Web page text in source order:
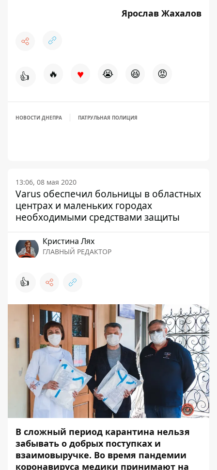
Ярослав Жахалов
👍 🔥 ♥ 😭 😆 😡
НОВОСТИ ДНЕПРА ПАТРУЛЬНАЯ ПОЛИЦИЯ
13:06, 08 мая 2020
Varus обеспечил больницы в областных
центрах и маленьких городах
необходимыми средствами защиты
Кристина Лях
ГЛАВНЫЙ РЕДАКТОР
👍
В сложный период карантина нельзя
забывать о добрых поступках и
взаимовыручке. Во время пандемии
коронавируса медики принимают на